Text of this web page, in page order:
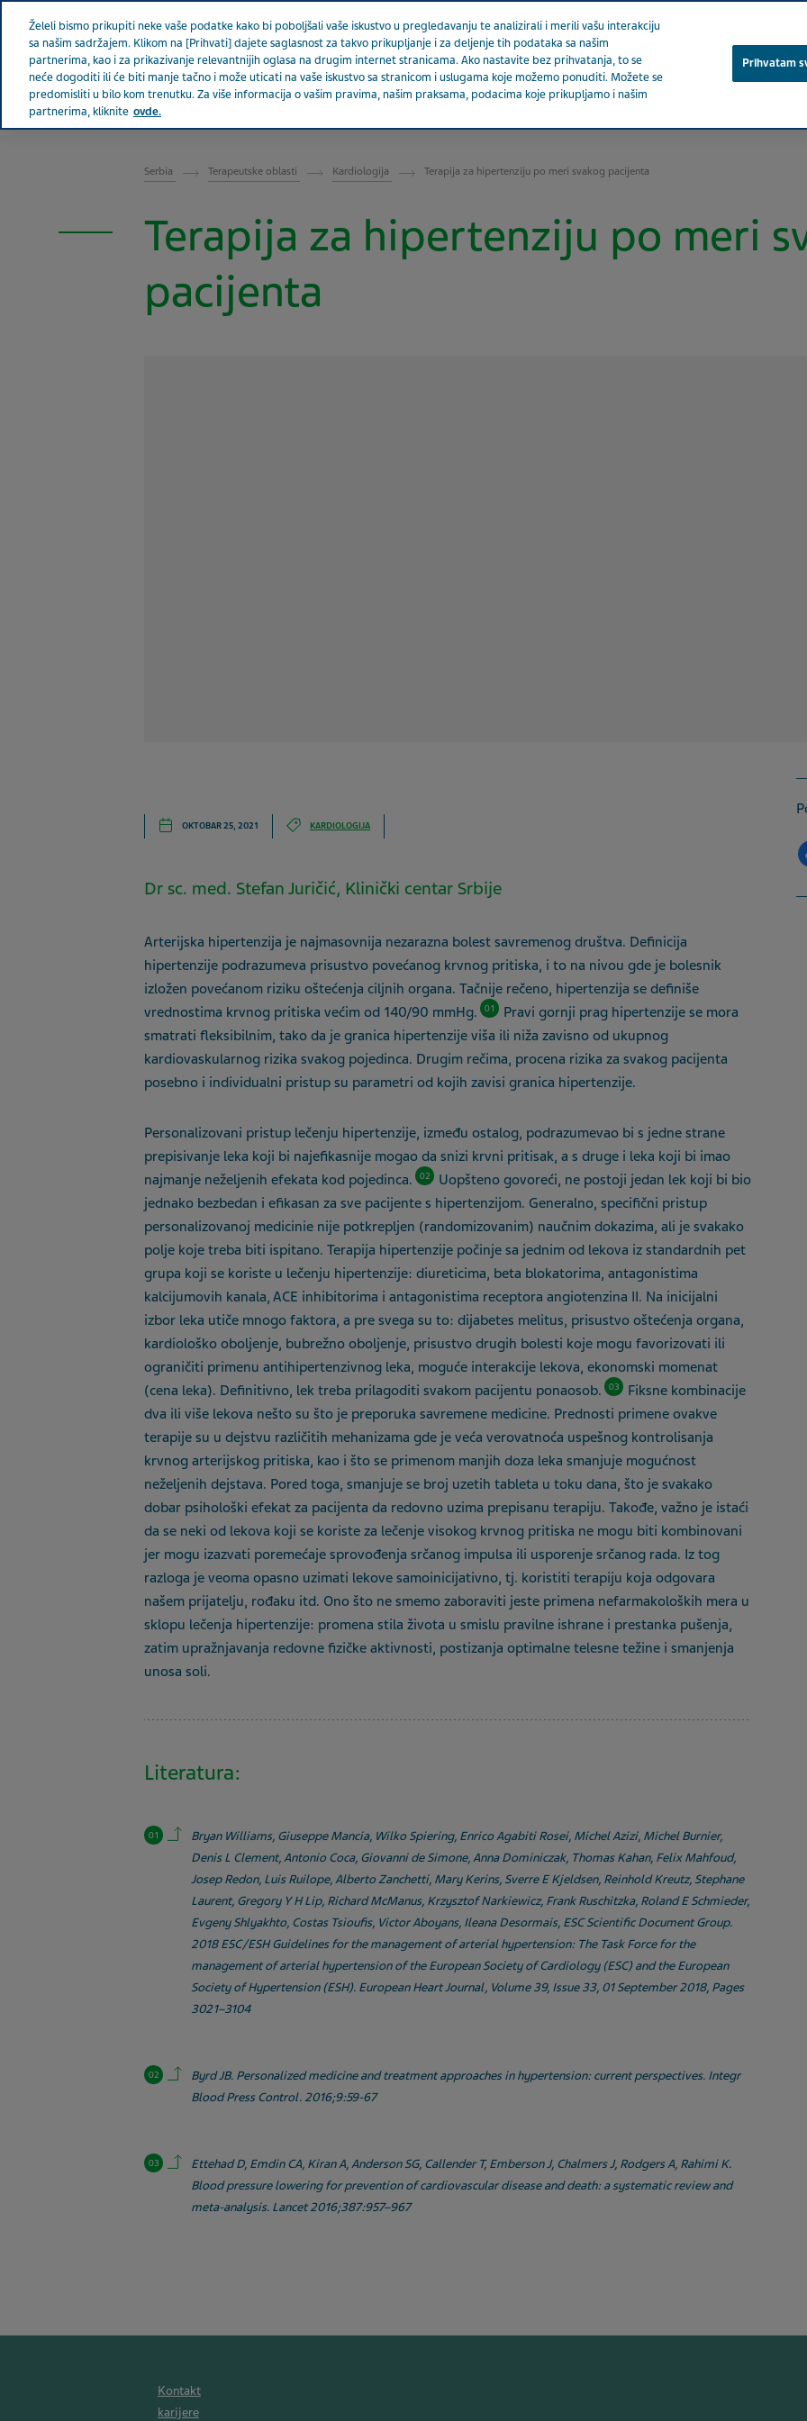
Teva u svetu Vesti
SRBIJA
Serbia Terapeutske oblasti Kardiologija Terapija za hipertenziju po meri svakog pacijenta
Terapija za hipertenziju po meri
pacijenta
OKTOBAR 25, 2021 KARDIOLOGIJA
Dr sc. med. Stefan Juričić, Klinički centar Srbije
Arterijska hipertenzija je najmasovnija nezarazna bolest savremenog društva. Definicija
hipertenzije podrazumeva prisustvo povećanog krvnog pritiska, i to na nivou gde je bolesnik
izložen povećanom riziku oštećenja ciljnih organa. Tačnije rečeno, hipertenzija se definiše
vrednostima krvnog pritiska većim od 140/90 mmHg. 01
Pravi gornji prag hipertenzije se mora
smatrati fleksibilnim, tako da je granica hipertenzije viša ili niža zavisno od ukupnog
kardiovaskularnog rizika svakog pojedinca. Drugim rečima, procena rizika za svakog pacijenta
posebno i individualni pristup su parametri od kojih zavisi granica hipertenzije.
Personalizovani pristup lečenju hipertenzije, između ostalog, podrazumevao bi s jedne strane
prepisivanje leka koji bi najefikasnije mogao da snizi krvni pritisak, a s druge i leka koji bi imao
najmanje neželjenih efekata kod pojedinca. 02
Uopšteno govoreći, ne postoji jedan lek koji bi bio
jednako bezbedan i efikasan za sve pacijente s hipertenzijom. Generalno, specifični pristup
personalizovanoj medicinie nije potkrepljen (randomizovanim) naučnim dokazima, ali je svakako
polje koje treba biti ispitano. Terapija hipertenzije počinje sa jednim od lekova iz standardnih pet
grupa koji se koriste u lečenju hipertenzije: diureticima, beta blokatorima, antagonistima
kalcijumovih kanala, ACE inhibitorima i antagonistima receptora angiotenzina II. Na inicijalni
izbor leka utiče mnogo faktora, a pre svega su to: dijabetes melitus, prisustvo oštećenja organa,
kardiološko oboljenje, bubrežno oboljenje, prisustvo drugih bolesti koje mogu favorizovati ili
ograničiti primenu antihipertenzivnog leka, moguće interakcije lekova, ekonomski momenat
(cena leka). Definitivno, lek treba prilagoditi svakom pacijentu ponaosob. 03
Fiksne kombinacije
dva ili više lekova nešto su što je preporuka savremene medicine. Prednosti primene ovakve
terapije su u dejstvu različitih mehanizama gde je veća verovatnoća uspešnog kontrolisanja
krvnog arterijskog pritiska, kao i što se primenom manjih doza leka smanjuje mogućnost
neželjenih dejstava. Pored toga, smanjuje se broj uzetih tableta u toku dana, što je svakako
dobar psihološki efekat za pacijenta da redovno uzima prepisanu terapiju. Takođe, važno je istaći
da se neki od lekova koji se koriste za lečenje visokog krvnog pritiska ne mogu biti kombinovani
jer mogu izazvati poremećaje sprovođenja srčanog impulsa ili usporenje srčanog rada. Iz tog
razloga je veoma opasno uzimati lekove samoinicijativno, tj. koristiti terapiju koja odgovara
našem prijatelju, rođaku itd. Ono što ne smemo zaboraviti jeste primena nefarmakoloških mera u
sklopu lečenja hipertenzije: promena stila života u smislu pravilne ishrane i prestanka pušenja,
zatim upražnjavanja redovne fizičke aktivnosti, postizanja optimalne telesne težine i smanjenja
unosa soli.
Literatura:
Back to contents.
Bryan Williams, Giuseppe Mancia, Wilko Spiering, Enrico Agabiti Rosei, Michel Azizi, Michel Burnier,
Denis L Clement, Antonio Coca, Giovanni de Simone, Anna Dominiczak, Thomas Kahan, Felix Mahfoud,
Josep Redon, Luis Ruilope, Alberto Zanchetti, Mary Kerins, Sverre E Kjeldsen, Reinhold Kreutz, Stephane
Laurent, Gregory Y H Lip, Richard McManus, Krzysztof Narkiewicz, Frank Ruschitzka, Roland E Schmieder,
Evgeny Shlyakhto, Costas Tsioufis, Victor Aboyans, Ileana Desormais, ESC Scientific Document Group.
2018 ESC/ESH Guidelines for the management of arterial hypertension: The Task Force for the
management of arterial hypertension of the European Society of Cardiology (ESC) and the European
Society of Hypertension (ESH). European Heart Journal, Volume 39, Issue 33, 01 September 2018, Pages
3021–3104
Back to contents.
Byrd JB. Personalized medicine and treatment approaches in hypertension: current perspectives. Integr
Blood Press Control. 2016;9:59-67
Back to contents.
Ettehad D, Emdin CA, Kiran A, Anderson SG, Callender T, Emberson J, Chalmers J, Rodgers A, Rahimi K.
Blood pressure lowering for prevention of cardiovascular disease and death: a systematic review and
meta-analysis. Lancet 2016;387:957–967
Kontakt
karijere
Želeli bismo prikupiti neke vaše podatke kako bi poboljšali vaše iskustvo u pregledavanju te analizirali i merili vašu interakciju
sa našim sadržajem. Klikom na [Prihvati] dajete saglasnost za takvo prikupljanje i za deljenje tih podataka sa našim
partnerima, kao i za prikazivanje relevantnijih oglasa na drugim internet stranicama. Ako nastavite bez prihvatanja, to se
neće dogoditi ili će biti manje tačno i može uticati na vaše iskustvo sa stranicom i uslugama koje možemo ponuditi. Možete se
predomisliti u bilo kom trenutku. Za više informacija o vašim pravima, našim praksama, podacima koje prikupljamo i našim
partnerima, kliknite ovde.
Prihvatam